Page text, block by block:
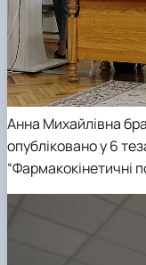
Анна Михайлівна
опубліковано у 6
“Фармакокінетичні